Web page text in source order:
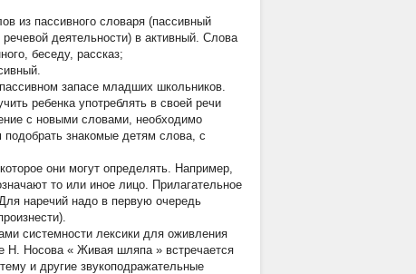
из пассивного словаря (пассивный
деятельности) в активный. Слова
беседу, рассказ;
запасе младших школьников.
ребенка употреблять в своей речи
с новыми словами, необходимо
подобрать знакомые детям слова, с
они могут определять. Например,
то или иное лицо. Прилагательное
наречий надо в первую очередь
системности лексики для оживления
Н. Носова « Живая шляпа » встречается
и другие звукоподражательные